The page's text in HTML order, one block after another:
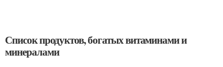
Список продуктов, богатых витаминами и
минералами